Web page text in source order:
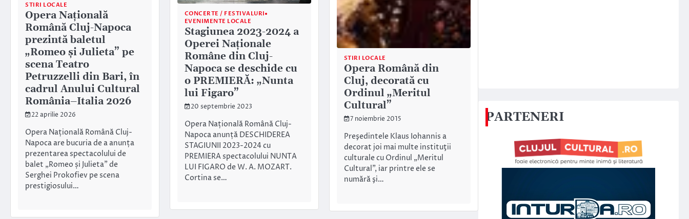
STIRI LOCALE
Opera Națională
Română Cluj-Napoca
prezintă baletul
„Romeo și Julieta” pe
scena Teatro
Petruzzelli din Bari, în
cadrul Anului Cultural
România–Italia 2026
22 aprilie 2026
Opera Națională Română Cluj-
Napoca are bucuria de a anunța
prezentarea spectacolului de
balet „Romeo și Julieta” de
Serghei Prokofiev pe scena
prestigiosului…
CONCERTE / FESTIVALURI
EVENIMENTE LOCALE
Stagiunea 2023-2024 a
Operei Naționale
Române din Cluj-
Napoca se deschide cu
o PREMIERĂ: „Nunta
lui Figaro”
20 septembrie 2023
Opera Națională Română Cluj-
Napoca anunță DESCHIDEREA
STAGIUNII 2023-2024 cu
PREMIERA spectacolului NUNTA
LUI FIGARO de W. A. MOZART.
Cortina se…
STIRI LOCALE
Opera Română din
Cluj, decorată cu
Ordinul „Meritul
Cultural”
7 noiembrie 2015
Preşedintele Klaus Iohannis a
decorat joi mai multe instituţii
culturale cu Ordinul „Meritul
Cultural”, iar printre ele se
numără şi…
PARTENERI